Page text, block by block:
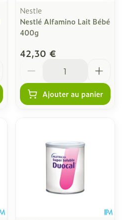
Nestle
Nestlé Alfamino Lait Bébé
400g
42,30 €
Ajouter au panier